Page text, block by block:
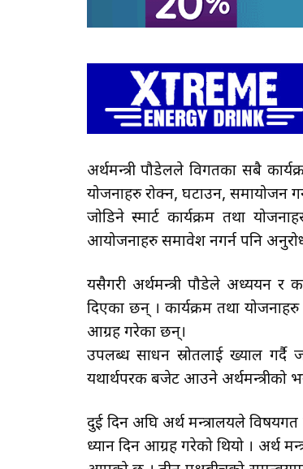
अर्थमन्त्री पौडेलले विगतका सबै
योजनाहरु रोक्न, घटाउन, समायोजन
जोडिने स्मार्ट कार्यक्रम तथा
आयोजनाहरु समावेश नगर्न पनि
यसैगरी अर्थमन्त्री पौडेले अध्ययन र
दिएका छन् । कार्यक्रम तथा योजनाहरु
आग्रह गरेका छन्।
उपलब्ध साधन स्रोतलाई ख्याल गर्दै
यथार्थपरक बजेट आउने अर्थमन्त्रीको
दुई दिन अघि अर्थ मन्त्रालयले
ध्यान दिन आग्रह गरेको थियो । अर्थ